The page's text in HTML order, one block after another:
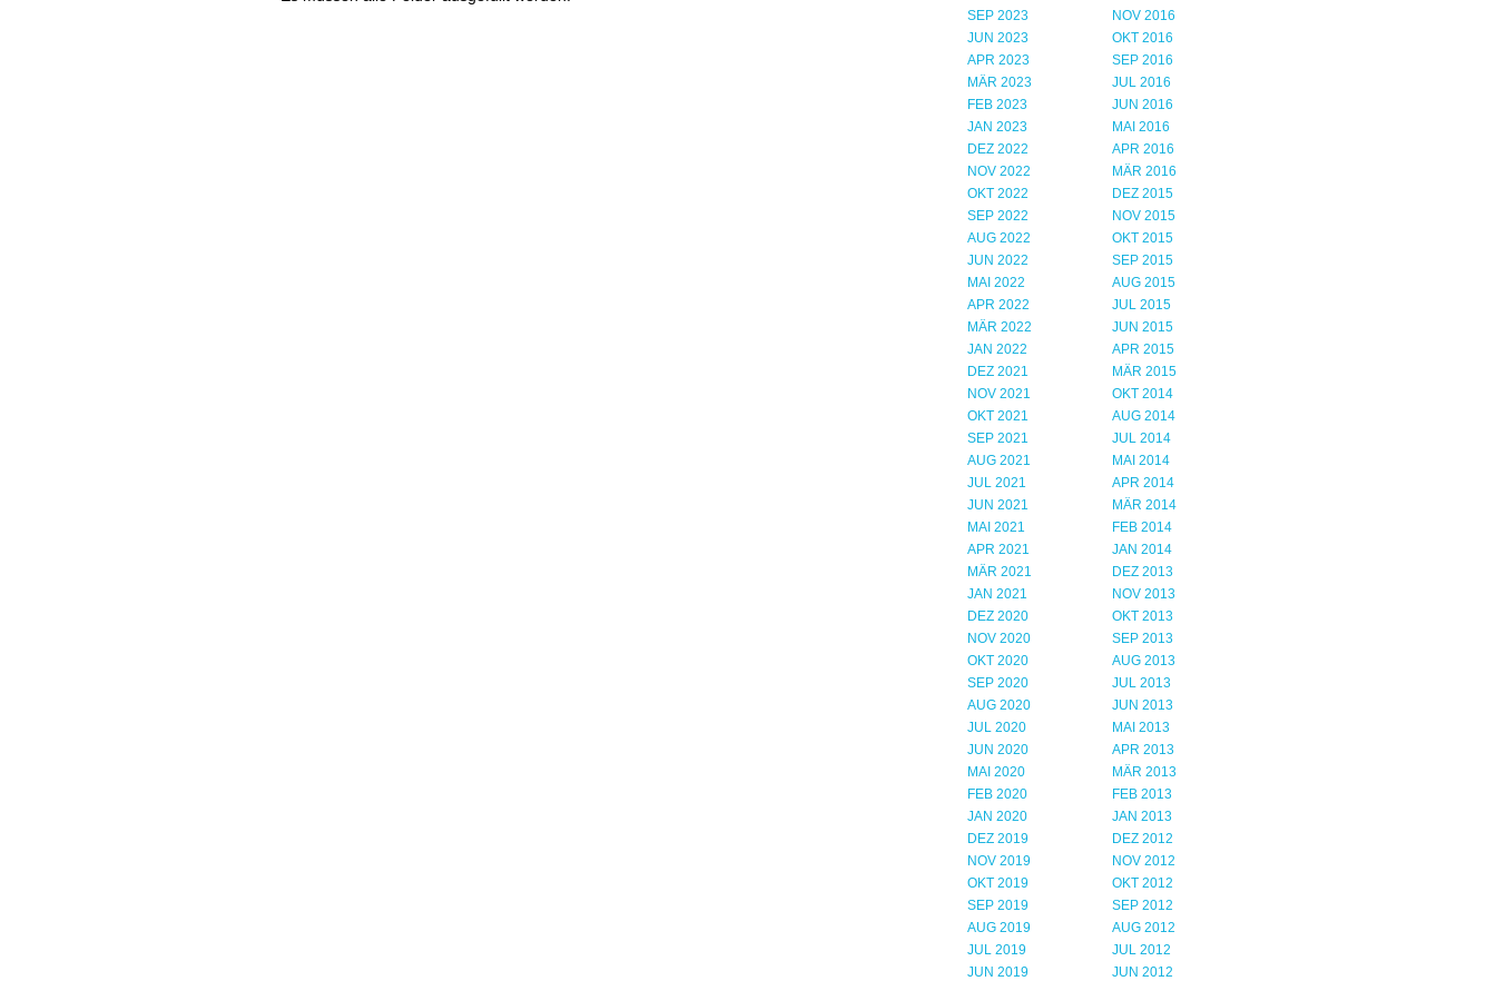
SEP 2023
JUN 2023
APR 2023
MÄR 2023
FEB 2023
JAN 2023
DEZ 2022
NOV 2022
OKT 2022
SEP 2022
AUG 2022
JUN 2022
MAI 2022
APR 2022
MÄR 2022
JAN 2022
DEZ 2021
NOV 2021
OKT 2021
SEP 2021
AUG 2021
JUL 2021
JUN 2021
MAI 2021
APR 2021
MÄR 2021
JAN 2021
DEZ 2020
NOV 2020
OKT 2020
SEP 2020
AUG 2020
JUL 2020
JUN 2020
MAI 2020
FEB 2020
JAN 2020
DEZ 2019
NOV 2019
OKT 2019
SEP 2019
AUG 2019
JUL 2019
JUN 2019
NOV 2016
OKT 2016
SEP 2016
JUL 2016
JUN 2016
MAI 2016
APR 2016
MÄR 2016
DEZ 2015
NOV 2015
OKT 2015
SEP 2015
AUG 2015
JUL 2015
JUN 2015
APR 2015
MÄR 2015
OKT 2014
AUG 2014
JUL 2014
MAI 2014
APR 2014
MÄR 2014
FEB 2014
JAN 2014
DEZ 2013
NOV 2013
OKT 2013
SEP 2013
AUG 2013
JUL 2013
JUN 2013
MAI 2013
APR 2013
MÄR 2013
FEB 2013
JAN 2013
DEZ 2012
NOV 2012
OKT 2012
SEP 2012
AUG 2012
JUL 2012
JUN 2012